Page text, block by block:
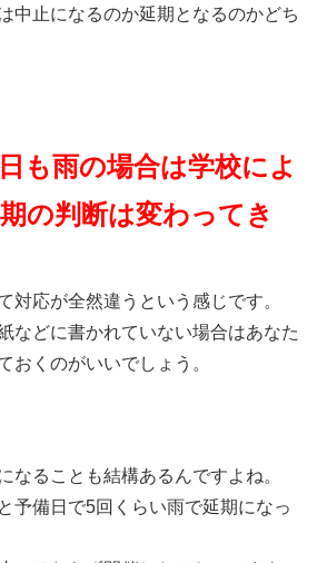
中止になるのか延期となるのかどち
も雨の場合は学校によ
の判断は変わってき
対応が全然違うという感じです。
などに書かれていない場合はあなた
おくのがいいでしょう。
なることも結構あるんですよね。
予備日で5回くらい雨で延期になっ